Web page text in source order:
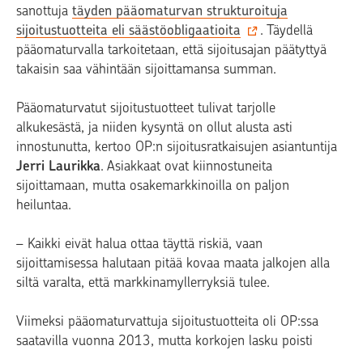
sanottuja täyden pääomaturvan strukturoituja
sijoitustuotteita eli säästöobligaatioita
. Täydellä
pääomaturvalla tarkoitetaan, että sijoitusajan päätyttyä
takaisin saa vähintään sijoittamansa summan.
Pääomaturvatut sijoitustuotteet tulivat tarjolle
alkukesästä, ja niiden kysyntä on ollut alusta asti
innostunutta, kertoo OP:n sijoitusratkaisujen asiantuntija
Jerri Laurikka. Asiakkaat ovat kiinnostuneita
sijoittamaan, mutta osakemarkkinoilla on paljon
heiluntaa.
– Kaikki eivät halua ottaa täyttä riskiä, vaan
sijoittamisessa halutaan pitää kovaa maata jalkojen alla
siltä varalta, että markkinamyllerryksiä tulee.
Viimeksi pääomaturvattuja sijoitustuotteita oli OP:ssa
saatavilla vuonna 2013, mutta korkojen lasku poisti